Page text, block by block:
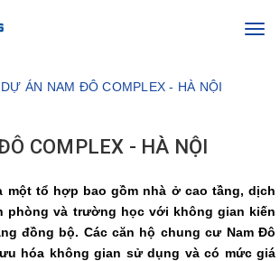
DỰ ÁN NAM ĐÔ COMPLEX - HÀ NỘI
COMPLEX - HÀ NỘI
một tổ hợp bao gồm nhà ở cao tầng, dịch
phòng và trường học với không gian kiến
đồng bộ. Các căn hộ chung cư Nam Đô
hóa không gian sử dụng và có mức giá